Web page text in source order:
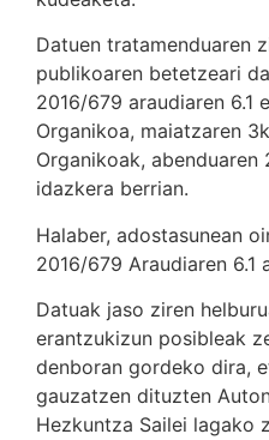
Datuen tratamenduaren
publikoaren betetzeari
2016/679 araudiaren 6.1
Organikoa, maiatzaren
Organikoak, abenduaren
idazkera berrian.
Halaber, adostasunean
2016/679 Araudiaren 6.1
Datuak jaso ziren
erantzukizun posibleak
denboran gordeko dira,
gauzatzen dituzten
Hezkuntza Sailei lagako